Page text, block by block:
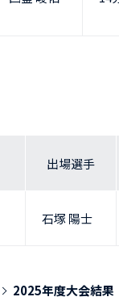
出場選手
石塚 陽士
2025年度大会結果